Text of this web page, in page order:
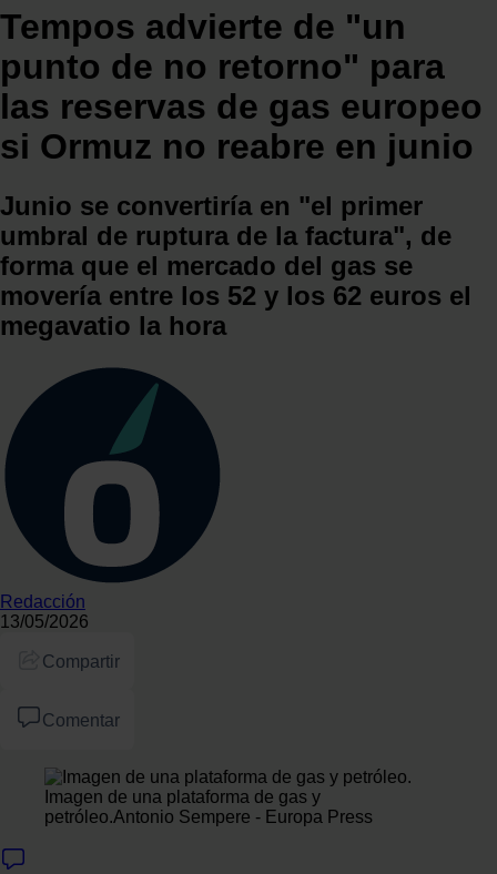
Tempos advierte de "un
punto de no retorno" para
las reservas de gas europeo
si Ormuz no reabre en junio
Junio se convertiría en "el primer
umbral de ruptura de la factura", de
forma que el mercado del gas se
movería entre los 52 y los 62 euros el
megavatio la hora
Redacción
13/05/2026
Compartir
Comentar
Imagen de una plataforma de gas y
petróleo.Antonio Sempere - Europa Press